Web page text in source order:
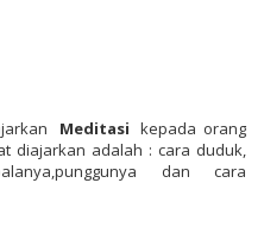
Meditasi kepada orang
diajarkan adalah : cara duduk,
dan cara